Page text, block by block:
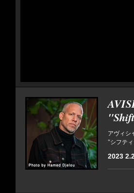
アヴィシ
"シフテ
2023